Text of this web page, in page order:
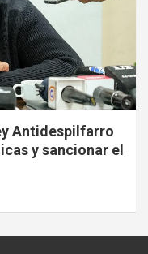
Antidespilfarro
y sancionar el